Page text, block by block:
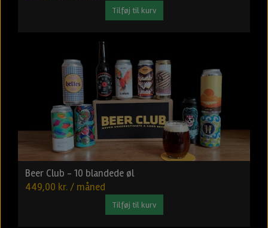
Tilføj til kurv
Beer Club - 10 blandede øl
449,00 kr. / måned
Tilføj til kurv